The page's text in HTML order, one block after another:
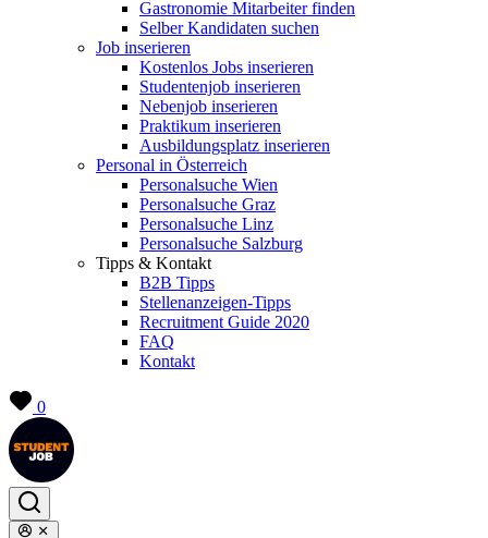
Gastronomie Mitarbeiter finden
Selber Kandidaten suchen
Job inserieren
Kostenlos Jobs inserieren
Studentenjob inserieren
Nebenjob inserieren
Praktikum inserieren
Ausbildungsplatz inserieren
Personal in Österreich
Personalsuche Wien
Personalsuche Graz
Personalsuche Linz
Personalsuche Salzburg
Tipps & Kontakt
B2B Tipps
Stellenanzeigen-Tipps
Recruitment Guide 2020
FAQ
Kontakt
0